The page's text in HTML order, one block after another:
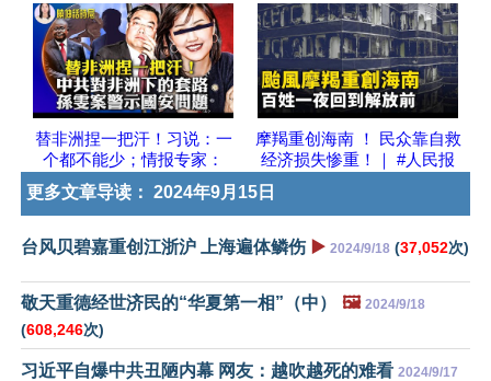
替非洲捏一把汗！习说：一
个都不能少；情报专家：
摩羯重创海南 ！ 民众靠自救
经济损失惨重！｜ #人民报
更多文章导读： 2024年9月15日
台风贝碧嘉重创江浙沪 上海遍体鳞伤 ▶️ 2024/9/18 (37,052次)
敬天重德经世济民的“华夏第一相”（中） 🖼️ 2024/9/18
(608,246次)
习近平自爆中共丑陋内幕 网友：越吹越死的难看 2024/9/17